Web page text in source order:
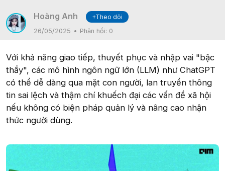
Hoàng Anh
+Theo dõi
26/05/2025
Phản hồi: 0
Với khả năng giao tiếp, thuyết phục và nhập vai "bậc
thầy", các mô hình ngôn ngữ lớn (LLM) như ChatGPT
có thể dễ dàng qua mặt con người, lan truyền thông
tin sai lệch và thậm chí khuếch đại các vấn đề xã hội
nếu không có biện pháp quản lý và nâng cao nhận
thức người dùng.